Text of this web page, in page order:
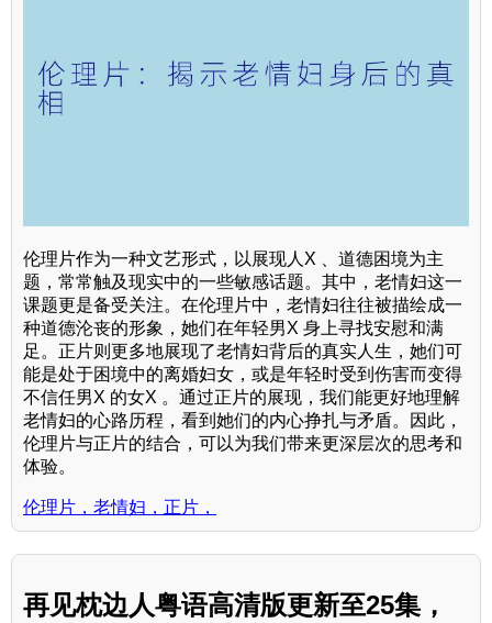
伦理片作为一种文艺形式，以展现人X 、道德困境为主
题，常常触及现实中的一些敏感话题。其中，老情妇这一
课题更是备受关注。在伦理片中，老情妇往往被描绘成一
种道德沦丧的形象，她们在年轻男X 身上寻找安慰和满
足。正片则更多地展现了老情妇背后的真实人生，她们可
能是处于困境中的离婚妇女，或是年轻时受到伤害而变得
不信任男X 的女X 。通过正片的展现，我们能更好地理解
老情妇的心路历程，看到她们的内心挣扎与矛盾。因此，
伦理片与正片的结合，可以为我们带来更深层次的思考和
体验。
伦理片，老情妇，正片，
再见枕边人粤语高清版更新至25集，